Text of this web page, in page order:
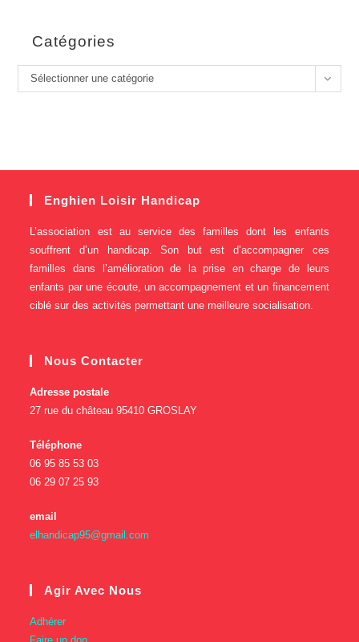
Catégories
Sélectionner une catégorie
Enghien Loisir Handicap
L’association est au service des familles dont les enfants
souffrent d’un handicap. Son but est d’accompagner ces
familles dans l’amélioration de la prise en charge de leurs
enfants par une écoute, un accompagnement et un financement
ciblé sur des activités permettant une meilleure socialisation.
Nous Contacter
Adresse postale
27 rue du château 95410 GROSLAY
Téléphone
06 95 85 53 03
06 29 07 25 93
email
elhandicap95@gmail.com
Agir Avec Nous
Adhérer
Faire un don